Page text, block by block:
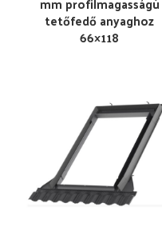
tetőfedő anyaghoz
66×118